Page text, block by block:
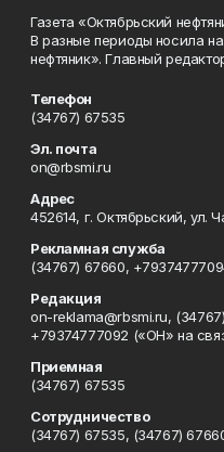
Газета «Октябрьский
В разные периоды носила
нефтяник». Главный
Телефон
(34767) 67535
Эл. почта
on@rbsmi.ru
Адрес
452614, г. Октябрьский, ул.
Рекламная служба
(34767) 67660,
Редакция
on-reklama@rbsmi.ru,
+79374777092 («ОН» на
Приемная
(34767) 67535
Сотрудничество
(34767) 67535, (34767)